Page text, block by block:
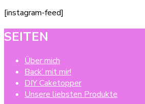
[instagram-feed]
SEITEN
Über mich
Back’ mit mir!
DIY Caketopper
Unsere liebsten Produkte